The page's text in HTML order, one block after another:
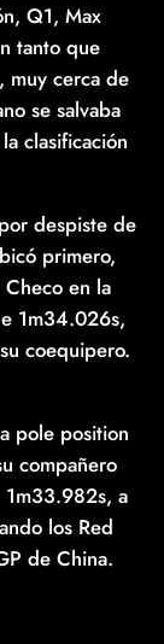
Q1, Max
tanto que
muy cerca de
se salvaba
clasificación
despiste de
primero,
en la
1m34.026s,
coequipero.
pole position
compañero
a
los Red
de China.